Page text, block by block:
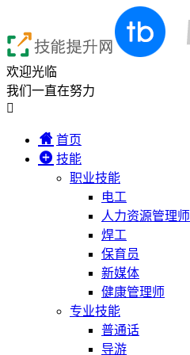
欢迎光临
我们一直在努力

首页
技能
职业技能
电工
人力资源管理师
焊工
保育员
新媒体
健康管理师
专业技能
普通话
导游